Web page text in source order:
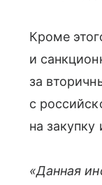
Кроме
и
за
с
на закупку
«Данная